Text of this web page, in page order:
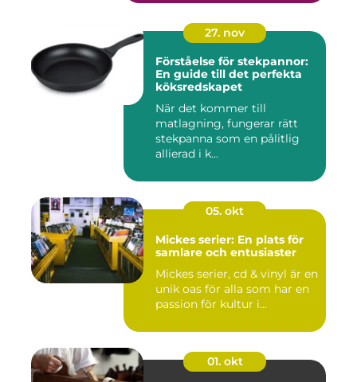
27. nov
Förståelse för stekpannor:
En guide till det perfekta
köksredskapet
När det kommer till
matlagning, fungerar rätt
stekpanna som en pålitlig
allierad i k...
05. okt
Mickes serier: En plats för
samlare och entusiaster
Mickes serier, cd & vinyl är en
unik oas för alla som har en
passion för kultur i...
01. okt